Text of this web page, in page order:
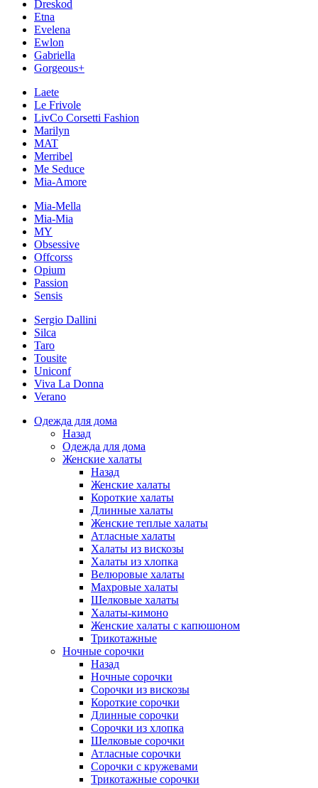
Dreskod
Etna
Evelena
Ewlon
Gabriella
Gorgeous+
Laete
Le Frivole
LivCo Corsetti Fashion
Marilyn
MAT
Merribel
Me Seduce
Mia-Amore
Mia-Mella
Mia-Mia
MY
Obsessive
Offcorss
Opium
Passion
Sensis
Sergio Dallini
Silca
Taro
Tousite
Uniconf
Viva La Donna
Verano
Одежда для дома
Назад
Одежда для дома
Женские халаты
Назад
Женские халаты
Короткие халаты
Длинные халаты
Женские теплые халаты
Атласные халаты
Халаты из вискозы
Халаты из хлопка
Велюровые халаты
Махровые халаты
Шелковые халаты
Халаты-кимоно
Женские халаты с капюшоном
Трикотажные
Ночные сорочки
Назад
Ночные сорочки
Сорочки из вискозы
Короткие сорочки
Длинные сорочки
Сорочки из хлопка
Шелковые сорочки
Атласные сорочки
Сорочки с кружевами
Трикотажные сорочки